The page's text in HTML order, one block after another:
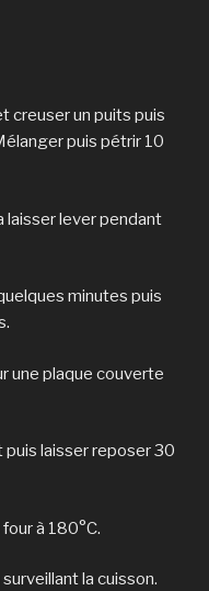
creuser un puits puis
puis pétrir 10
laisser lever pendant
minutes puis
une plaque couverte
puis laisser reposer 30
à 180°C.
la cuisson.